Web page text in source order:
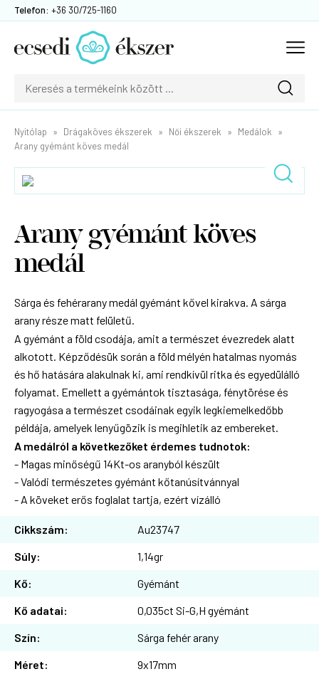
Telefon: +36 30/725-1160
Nyitólap Drágaköves ékszerek Női ékszerek
Medálok
Arany gyémánt köves medál
Arany gyémánt köves
medál
Sárga és fehérarany medál gyémánt kővel kirakva. A sárga
arany része matt felületű.
A gyémánt a föld csodája, amit a természet évezredek alatt
alkotott. Képződésük során a föld mélyén hatalmas nyomás
és hő hatására alakulnak ki, ami rendkívül ritka és egyedülálló
folyamat. Emellett a gyémántok tisztasága, fénytörése és
ragyogása a természet csodáinak egyik legkiemelkedőbb
példája, amelyek lenyűgözik is megihletik az embereket.
A medálról a következőket érdemes tudnotok:
- Magas minőségű 14Kt-os aranyból készült
- Valódi természetes gyémánt kőtanúsítvánnyal
- A köveket erős foglalat tartja, ezért vízálló
Cikkszám:
Au23747
Súly:
1,14gr
Kő:
Gyémánt
Kő adatai:
0,035ct Si-G,H gyémánt
Szín:
Sárga fehér arany
Méret:
9x17mm